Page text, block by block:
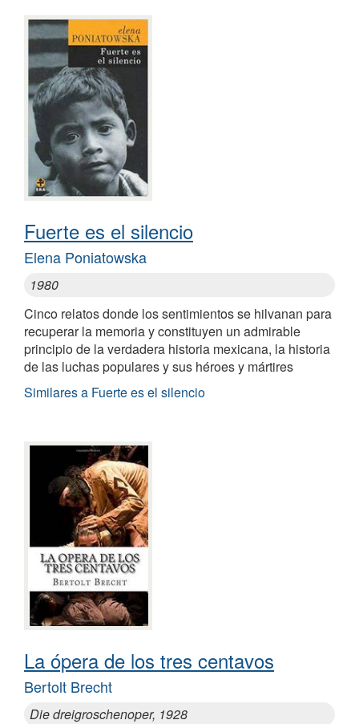
Fuerte es el silencio
Elena Poniatowska
1980
Cinco relatos donde los sentimientos se hilvanan para
recuperar la memoria y constituyen un admirable
principio de la verdadera historia mexicana, la historia
de las luchas populares y sus héroes y mártires
Similares a Fuerte es el silencio
La ópera de los tres centavos
Bertolt Brecht
Die dreigroschenoper, 1928